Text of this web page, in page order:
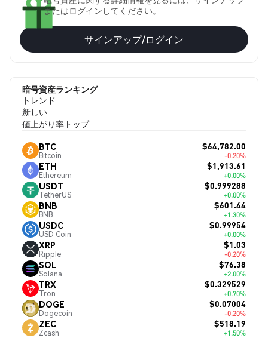
またはログインしてください。
サインアップ/ログイン
暗号資産ランキング
トレンド
新しい
値上がり率トップ
BTC
Bitcoin
$64,782.00
-0.20%
ETH
Ethereum
$1,913.61
+0.00%
USDT
TetherUS
$0.999288
+0.00%
BNB
BNB
$601.44
+1.30%
USDC
USD Coin
$0.99954
+0.00%
XRP
Ripple
$1.03
-0.20%
SOL
Solana
$76.38
+2.00%
TRX
Tron
$0.329529
+0.70%
DOGE
Dogecoin
$0.07004
-0.20%
ZEC
Zcash
$518.19
+1.50%